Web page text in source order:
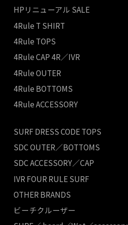
HPリニューアル SALE
4Rule T SHIRT
4Rule TOPS
4Rule CAP 4R／IVR
4Rule OUTER
4Rule BOTTOMS
4Rule ACCESSORY
SURF DRESS CODE TOPS
SDC OUTER／BOTTOMS
SDC ACCESSORY／CAP
IVR FOUR RULE SURF
OTHER BRANDS
ビーチクルーザー